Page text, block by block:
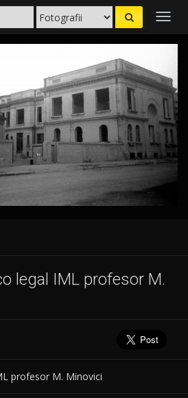
legal IML profesor M.
profesor M. Minovici